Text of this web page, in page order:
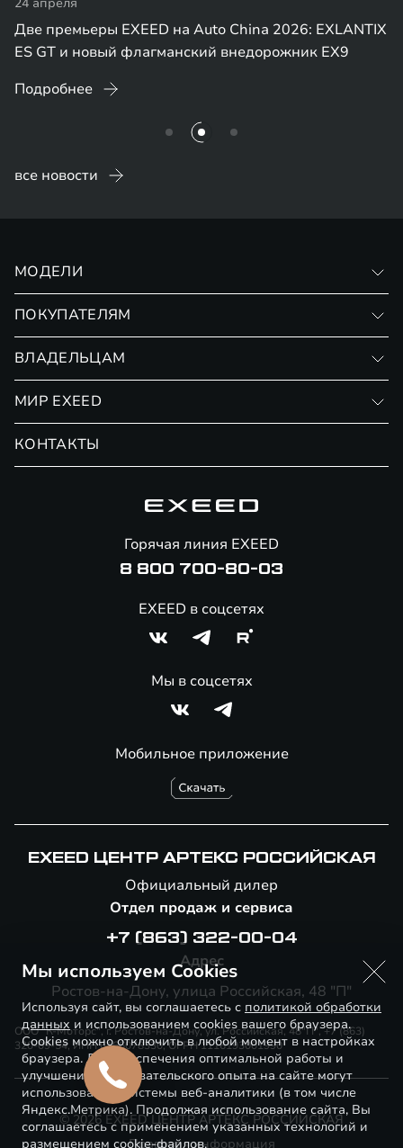
Две премьеры EXEED на Auto China 2026: EXLANTIX
ES GT и новый флагманский внедорожник EX9
Подробнее
все новости
МОДЕЛИ
ПОКУПАТЕЛЯМ
Страхование
ВЛАДЕЛЬЦАМ
Сервис
Помощь на дорогах
Специальные предложения
МИР EXEED
КОНТАКТЫ
Мобильное приложение
Горячая линия EXEED
8 800 700-80-03
EXEED в соцсетях
Мы в соцсетях
EXEED ЦЕНТР АРТЕКС РОССИЙСКАЯ
Официальный дилер
Отдел продаж и сервиса
+7 (863) 322-00-04
Адрес
Ростов-на-Дону, улица Российская, 48 "П"
ООО "К-Моторс", г. Ростов-на-Дону, ул. Российская, 48"П", +7 (863)
320-09-54, ИНН 6166078330, ОГРН 1116193001990
© 2026 EXEED ЦЕНТР АРТЕКС РОССИЙСКАЯ
Правовая информация
Мы используем Cookies
Используя сайт, вы соглашаетесь с политикой обработки
данных и использованием cookies вашего браузера.
Cookies можно отключить в любой момент в настройках
браузера. Для обеспечения оптимальной работы и
улучшения пользовательского опыта на сайте могут
использоваться системы веб-аналитики (в том числе
Яндекс.Метрика). Продолжая использование сайта, Вы
соглашаетесь с применением указанных технологий и
размещением cookie-файлов.